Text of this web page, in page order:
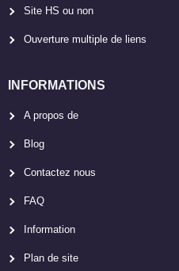
Site HS ou non
Ouverture multiple de liens
INFORMATIONS
A propos de
Blog
Contactez nous
FAQ
Information
Plan de site